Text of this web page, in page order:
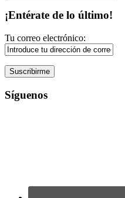
¡Entérate de lo último!
Tu correo electrónico:
Síguenos